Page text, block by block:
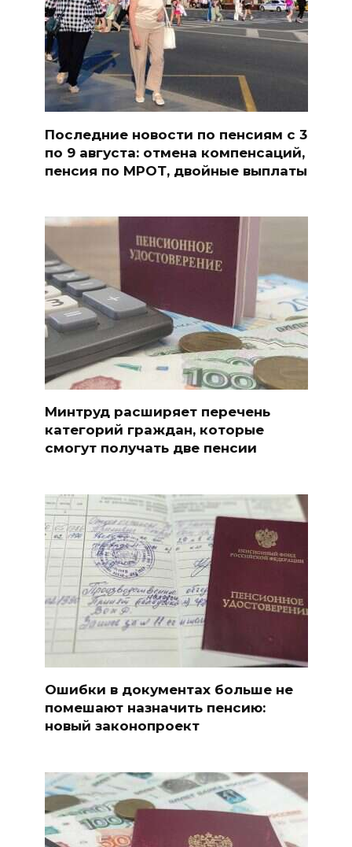
Последние новости по пенсиям с 3
по 9 августа: отмена компенсаций,
пенсия по МРОТ, двойные выплаты
Минтруд расширяет перечень
категорий граждан, которые
смогут получать две пенсии
Ошибки в документах больше не
помешают назначить пенсию:
новый законопроект